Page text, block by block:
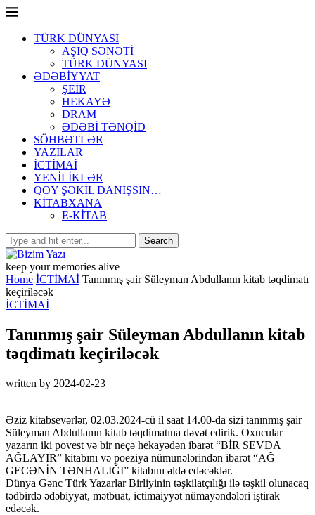
TÜRK DÜNYASI
AŞIQ SƏNƏTİ
TÜRK DÜNYASI
ƏDƏBİYYAT
ŞEİR
HEKAYƏ
DRAM
ƏDƏBİ TƏNQİD
SÖHBƏTLƏR
YAZILAR
İCTİMAİ
YENİLİKLƏR
QOY ŞƏKİL DANIŞSIN…
KİTABXANA
E-KİTAB
keep your memories alive
Home İCTİMAİ Tanınmış şair Süleyman Abdullanın kitab təqdimatı
keçiriləcək
İCTİMAİ
Tanınmış şair Süleyman Abdullanın kitab
təqdimatı keçiriləcək
written by 2024-02-23
Əziz kitabsevərlər, 02.03.2024-cü il saat 14.00-da sizi tanınmış şair
Süleyman Abdullanın kitab təqdimatına dəvət edirik. Oxucular
yazarın iki povest və bir neçə hekayədən ibarət “BİR SEVDA
AĞLAYIR” kitabını və poeziya nümunələrindən ibarət “AĞ
GECƏNİN TƏNHALIĞI” kitabını əldə edəcəklər.
Dünya Gənc Türk Yazarlar Birliyinin təşkilatçılığı ilə təşkil olunacaq
tədbirdə ədəbiyyat, mətbuat, ictimaiyyət nümayəndələri iştirak
edəcək.